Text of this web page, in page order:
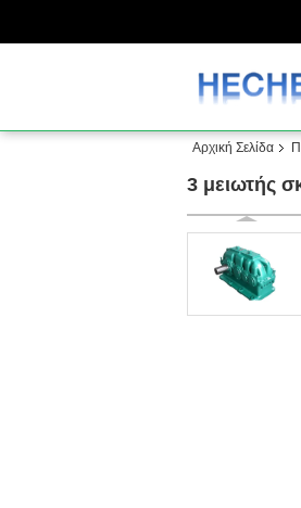
Αρχική Σελίδα
3 μειωτής